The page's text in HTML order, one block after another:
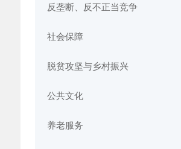
反垄断、反不正当竞争
社会保障
脱贫攻坚与乡村振兴
公共文化
养老服务